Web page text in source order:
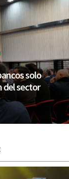
solo
del sector